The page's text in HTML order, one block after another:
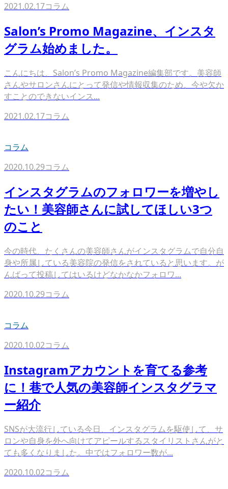
2021.02.17コラム
Salon’s Promo Magazine、インスタ
グラム始めました。
こんにちは、Salon’s Promo Magazine編集部です。美容師
さんやサロンさんにとって発信や情報収集のため、今や欠か
すことのできないインス...
2021.02.17コラム
コラム
2020.10.29コラム
インスタグラムのフォロワーを増やし
たい！美容師さんに試してほしい3つ
のこと
今の時代、たくさんの美容師さんがインスタグラムで自分自
身や所属している美容院の発信をされていると思います。が
んばって投稿してはいるけどなかなかフォロワ...
2020.10.29コラム
コラム
2020.10.02コラム
Instagramアカウントを育てる参考
に！巷で人気の美容師インスタグラマ
ー紹介
SNSが大流行している今日、インスタグラムを駆使して、サ
ロンや自身を外へ向けてアピールするスタイリストさんがと
ても多くなりました。中ではフォロワー数が...
2020.10.02コラム